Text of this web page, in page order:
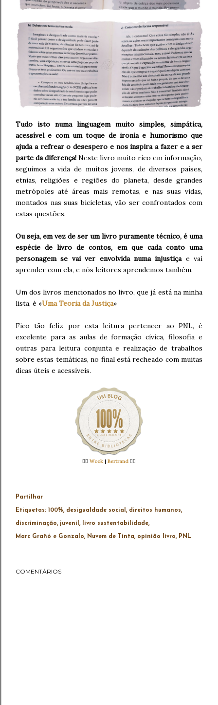
Tudo isto numa linguagem muito simples, simpática,
acessível e com um toque de ironia e humorismo que
ajuda a refrear o desespero e nos inspira a fazer e a ser
parte da diferença! Neste livro muito rico em informação,
seguimos a vida de muitos jovens, de diversos países,
etnias, religiões e regiões do planeta, desde grandes
metrópoles até áreas mais remotas, e nas suas vidas,
montados nas suas bicicletas, vão ser confrontados com
estas questões.
Ou seja, em vez de ser um livro puramente técnico, é uma
espécie de livro de contos, em que cada conto uma
personagem se vai ver envolvida numa injustiçae vai
aprender com ela, e nós leitores aprendemos também.
Um dos livros mencionados no livro, que já está na minha
lista, é «Uma Teoria da Justiça»
Fico tão feliz por esta leitura pertencer ao PNL, é
excelente para as aulas de formação cívica, filosofia e
outras para leitura conjunta e realização de trabalhos
sobre estas temáticas, no final está recheado com muitas
dicas úteis e acessíveis.
👉🏻 Wook | Bertrand 👈🏻
Partilhar
Etiquetas: 100% desigualdade social direitos humanos
discriminação juvenil livro sustentabilidade
Marc Grañó e Gonzalo Nuvem de Tinta opinião livro PNL
COMENTÁRIOS